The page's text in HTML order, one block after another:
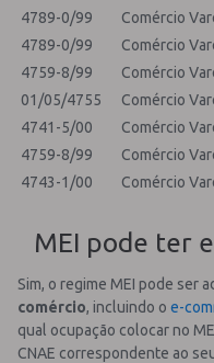
4789-0/99
Comércio
4789-0/99
Comércio
4759-8/99
Comércio
01/05/4755
Comércio
4741-5/00
Comércio
4759-8/99
Comércio
4743-1/00
Comércio
MEI pode ter
Sim, o regime MEI pode ser
comércio, incluindo o e-
qual ocupação colocar no
CNAE correspondente ao